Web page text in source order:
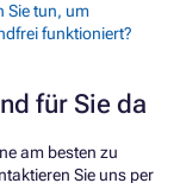
Sie tun, um
funktioniert?
für Sie da
am besten zu
Sie uns per